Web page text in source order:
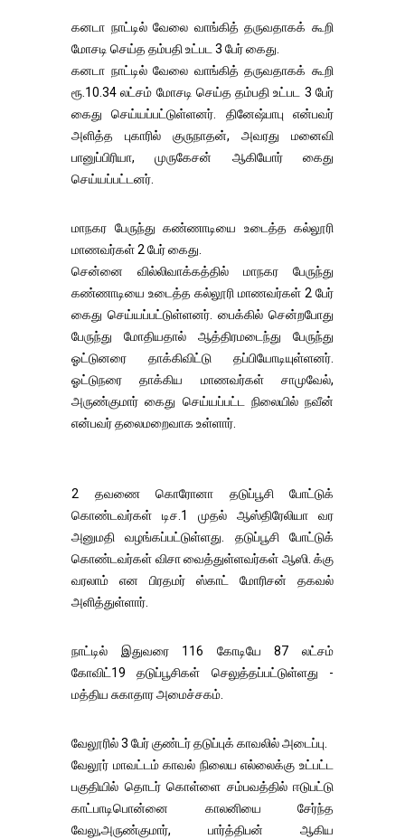
கனடா நாட்டில் வேலை வாங்கித் தருவதாகக் கூறி
மோசடி செய்த தம்பதி உட்பட 3 பேர் கைது.
கனடா நாட்டில் வேலை வாங்கித் தருவதாகக் கூறி
ரூ.10.34 லட்சம் மோசடி செய்த தம்பதி உட்பட 3 பேர்
கைது செய்யப்பட்டுள்ளனர். தினேஷ்பாபு என்பவர்
அளித்த புகாரில் குருநாதன், அவரது மனைவி
பானுப்பிரியா, முருகேசன் ஆகியோர் கைது
செய்யப்பட்டனர்.
மாநகர பேருந்து கண்ணாடியை உடைத்த கல்லூரி
மாணவர்கள் 2 பேர் கைது.
சென்னை வில்லிவாக்கத்தில் மாநகர பேருந்து
கண்ணாடியை உடைத்த கல்லூரி மாணவர்கள் 2 பேர்
கைது செய்யப்பட்டுள்ளனர். பைக்கில் சென்றபோது
பேருந்து மோதியதால் ஆத்திரமடைந்து பேருந்து
ஓட்டுனரை தாக்கிவிட்டு தப்பியோடியுள்ளனர்.
ஓட்டுநரை தாக்கிய மாணவர்கள் சாமுவேல்,
அருண்குமார் கைது செய்யப்பட்ட நிலையில் நவீன்
என்பவர் தலைமறைவாக உள்ளார்.
2 தவணை கொரோனா தடுப்பூசி போட்டுக்
கொண்டவர்கள் டிச.1 முதல் ஆஸ்திரேலியா வர
அனுமதி வழங்கப்பட்டுள்ளது. தடுப்பூசி போட்டுக்
கொண்டவர்கள் விசா வைத்துள்ளவர்கள் ஆஸி. க்கு
வரலாம் என பிரதமர் ஸ்காட் மோரிசன் தகவல்
அளித்துள்ளார்.
நாட்டில் இதுவரை 116 கோடியே 87 லட்சம்
கோவிட்19 தடுப்பூசிகள் செலுத்தப்பட்டுள்ளது -
மத்திய சுகாதார அமைச்சகம்.
வேலூரில் 3 பேர் குண்டர் தடுப்புக் காவலில் அடைப்பு.
வேலூர் மாவட்டம் காவல் நிலைய எல்லைக்கு உட்பட்ட
பகுதியில் தொடர் கொள்ளை சம்பவத்தில் ஈடுபட்டு
காட்பாடிபொன்னை காலனியை சேர்ந்த
வேலு,அருண்குமார், பார்த்திபன் ஆகிய